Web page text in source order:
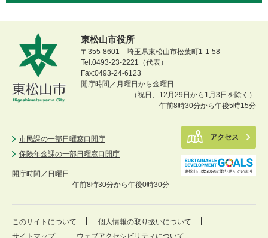
東松山市役所
〒355-8601 埼玉県東松山市松葉町1-1-58
Tel:0493-23-2221（代表）
Fax:0493-24-6123
開庁時間／月曜日から金曜日
（祝日、12月29日から1月3日を除く）
午前8時30分から午後5時15分
市民課の一部日曜窓口開庁
保険年金課の一部日曜窓口開庁
開庁時間／ 日曜日
午前8時30分から午後0時30分
アクセス
このサイトについて
個人情報の取り扱いについて
サイトマップ
ウェブアクセシビリティについて